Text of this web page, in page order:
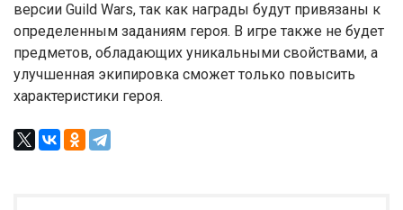
версии Guild Wars, так как награды будут привязаны к
определенным заданиям героя. В игре также не будет
предметов, обладающих уникальными свойствами, а
улучшенная экипировка сможет только повысить
характеристики героя.